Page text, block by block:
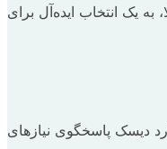
یک انتخاب ایده‌آل برای
به ‌طور خاص برای استفاده خانگی و روزمره طراحی شده است. با ظرفیت 500 گیگابایت، این هارد دیسک پاسخگوی نیازهای